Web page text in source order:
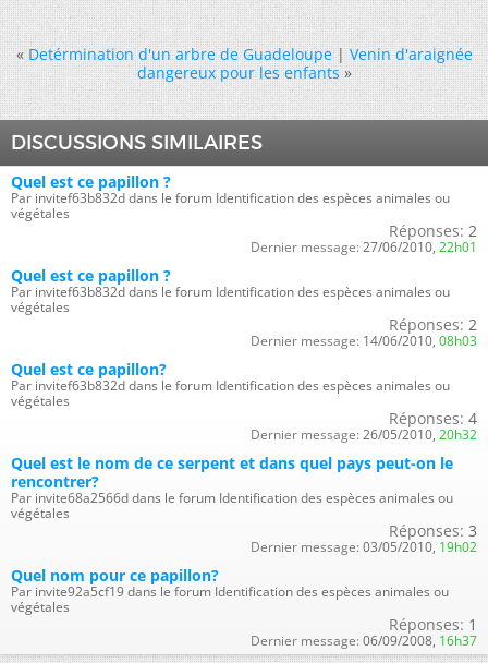
« Detérmination d'un arbre de Guadeloupe|Venin d'araignée
dangereux pour les enfants »
DISCUSSIONS SIMILAIRES
Quel est ce papillon ?
Par invitef63b832d dans le forum Identification des espèces animales ou
végétales
Réponses: 2
Dernier message: 27/06/2010, 22h01
Quel est ce papillon ?
Par invitef63b832d dans le forum Identification des espèces animales ou
végétales
Réponses: 2
Dernier message: 14/06/2010, 08h03
Quel est ce papillon?
Par invitef63b832d dans le forum Identification des espèces animales ou
végétales
Réponses: 4
Dernier message: 26/05/2010, 20h32
Quel est le nom de ce serpent et dans quel pays peut-on le
rencontrer?
Par invite68a2566d dans le forum Identification des espèces animales ou
végétales
Réponses: 3
Dernier message: 03/05/2010, 19h02
Quel nom pour ce papillon?
Par invite92a5cf19 dans le forum Identification des espèces animales ou
végétales
Réponses: 1
Dernier message: 06/09/2008, 16h37